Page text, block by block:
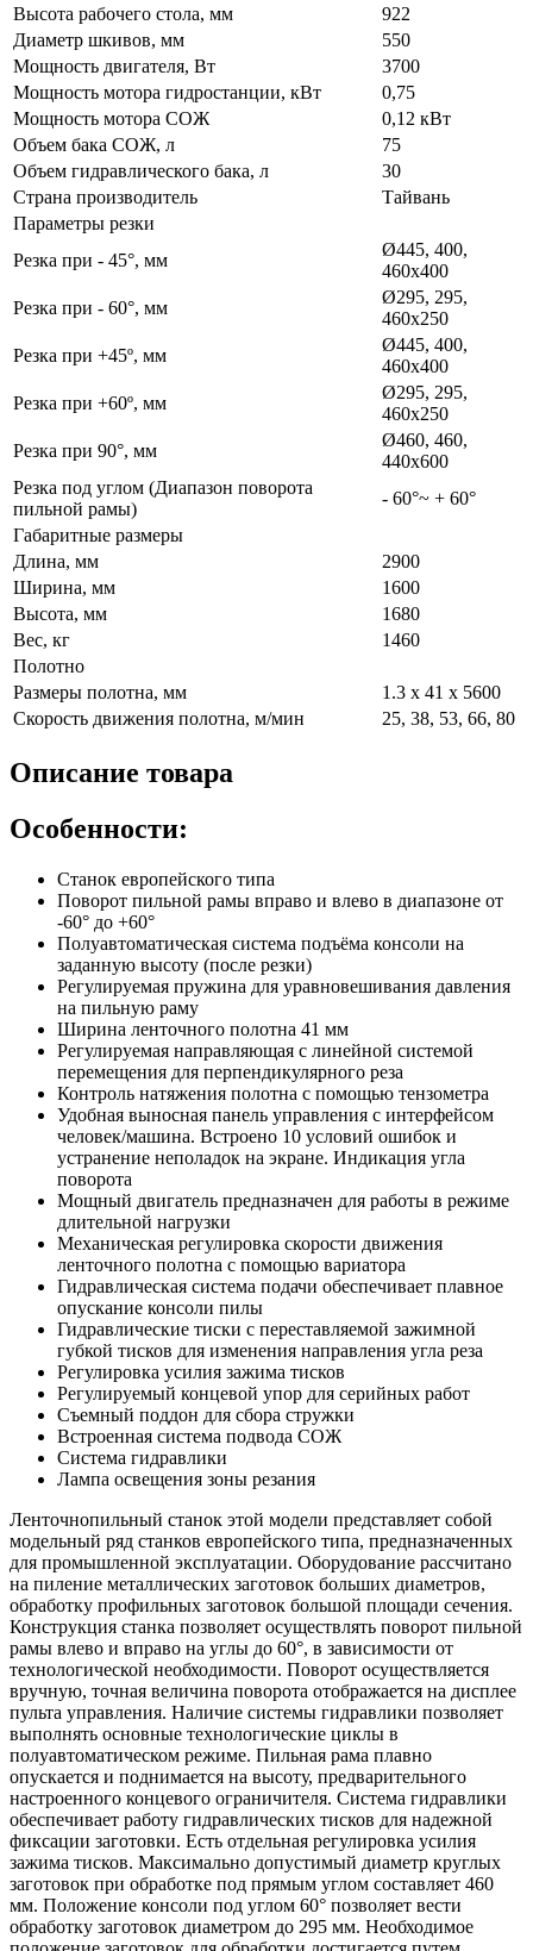
Высота рабочего стола, мм
922
Диаметр шкивов, мм
550
Мощность двигателя, Вт
3700
Мощность мотора гидростанции, кВт
0,75
Мощность мотора СОЖ
0,12 кВт
Объем бака СОЖ, л
75
Объем гидравлического бака, л
30
Страна производитель
Тайвань
Параметры резки
Резка при - 45°, мм
Ø445, 400,
460х400
Резка при - 60°, мм
Ø295, 295,
460х250
Резка при +45º, мм
Ø445, 400,
460х400
Резка при +60º, мм
Ø295, 295,
460х250
Резка при 90°, мм
Ø460, 460,
440х600
Резка под углом (Диапазон поворота
пильной рамы)
- 60°~ + 60°
Габаритные размеры
Длина, мм
2900
Ширина, мм
1600
Высота, мм
1680
Вес, кг
1460
Полотно
Размеры полотна, мм
1.3 х 41 х 5600
Скорость движения полотна, м/мин
25, 38, 53, 66, 80
Описание товара
Особенности:
Станок европейского типа
Поворот пильной рамы вправо и влево в диапазоне от
-60° до +60°
Полуавтоматическая система подъёма консоли на
заданную высоту (после резки)
Регулируемая пружина для уравновешивания давления
на пильную раму
Ширина ленточного полотна 41 мм
Регулируемая направляющая с линейной системой
перемещения для перпендикулярного реза
Контроль натяжения полотна с помощью тензометра
Удобная выносная панель управления с интерфейсом
человек/машина. Встроено 10 условий ошибок и
устранение неполадок на экране. Индикация угла
поворота
Мощный двигатель предназначен для работы в режиме
длительной нагрузки
Механическая регулировка скорости движения
ленточного полотна с помощью вариатора
Гидравлическая система подачи обеспечивает плавное
опускание консоли пилы
Гидравлические тиски с переставляемой зажимной
губкой тисков для изменения направления угла реза
Регулировка усилия зажима тисков
Регулируемый концевой упор для серийных работ
Съемный поддон для сбора стружки
Встроенная система подвода СОЖ
Система гидравлики
Лампа освещения зоны резания
Ленточнопильный станок этой модели представляет собой
модельный ряд станков европейского типа, предназначенных
для промышленной эксплуатации. Оборудование рассчитано
на пиление металлических заготовок больших диаметров,
обработку профильных заготовок большой площади сечения.
Конструкция станка позволяет осуществлять поворот пильной
рамы влево и вправо на углы до 60°, в зависимости от
технологической необходимости. Поворот осуществляется
вручную, точная величина поворота отображается на дисплее
пульта управления. Наличие системы гидравлики позволяет
выполнять основные технологические циклы в
полуавтоматическом режиме. Пильная рама плавно
опускается и поднимается на высоту, предварительного
настроенного концевого ограничителя. Система гидравлики
обеспечивает работу гидравлических тисков для надежной
фиксации заготовки. Есть отдельная регулировка усилия
зажима тисков. Максимально допустимый диаметр круглых
заготовок при обработке под прямым углом составляет 460
мм. Положение консоли под углом 60° позволяет вести
обработку заготовок диаметром до 295 мм. Необходимое